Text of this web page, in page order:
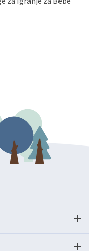
Vaših osobnih
poštom na
na adresu: